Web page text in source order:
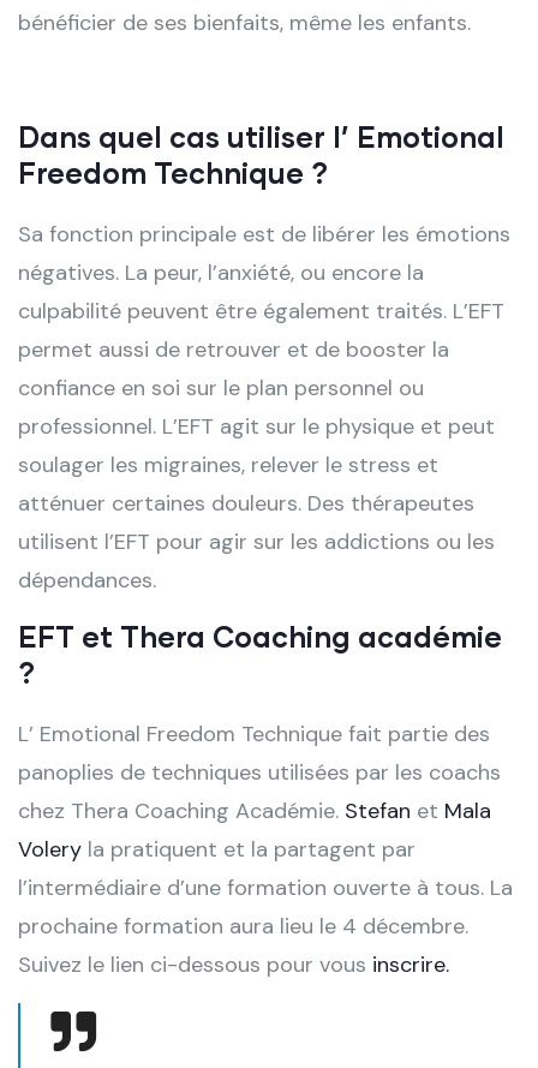
bénéficier de ses bienfaits, même les enfants.
Dans quel cas utiliser l’ Emotional
Freedom Technique ?
Sa fonction principale est de libérer les émotions
négatives. La peur, l’anxiété, ou encore la
culpabilité peuvent être également traités. L’EFT
permet aussi de retrouver et de booster la
confiance en soi sur le plan personnel ou
professionnel. L’EFT agit sur le physique et peut
soulager les migraines, relever le stress et
atténuer certaines douleurs. Des thérapeutes
utilisent l’EFT pour agir sur les addictions ou les
dépendances.
EFT et Thera Coaching académie
?
L’ Emotional Freedom Technique fait partie des
panoplies de techniques utilisées par les coachs
chez Thera Coaching Académie. Stefan et Mala
Volery la pratiquent et la partagent par
l’intermédiaire d’une formation ouverte à tous. La
prochaine formation aura lieu le 4 décembre.
Suivez le lien ci-dessous pour vous inscrire.